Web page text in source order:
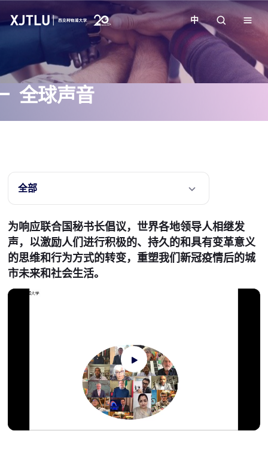
教学
招生
学院
校园生活
关于我们
中
全球声音
全部
为响应联合国秘书长倡议，世界各地领导人相继发
声，以激励人们进行积极的、持久的和具有变革意义
的思维和行为方式的转变，重塑我们新冠疫情后的城
市未来和社会生活。